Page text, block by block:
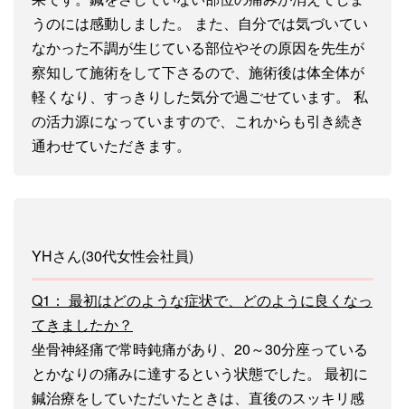
うのには感動しました。 また、自分では気づいてい
なかった不調が生じている部位やその原因を先生が
察知して施術をして下さるので、施術後は体全体が
軽くなり、すっきりした気分で過ごせています。 私
の活力源になっていますので、これからも引き続き
通わせていただきます。
YHさん(30代女性会社員)
Q1： 最初はどのような症状で、どのように良くなっ
てきましたか？
坐骨神経痛で常時鈍痛があり、20～30分座っている
とかなりの痛みに達するという状態でした。 最初に
鍼治療をしていただいたときは、直後のスッキリ感